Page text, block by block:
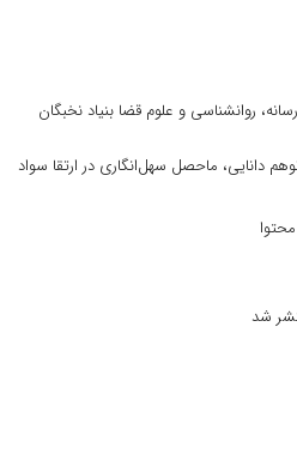
روانشناسی و علوم قضا بنیاد نخبگان
دانایی، ماحصل سهل‌انگاری در ارتقا سواد